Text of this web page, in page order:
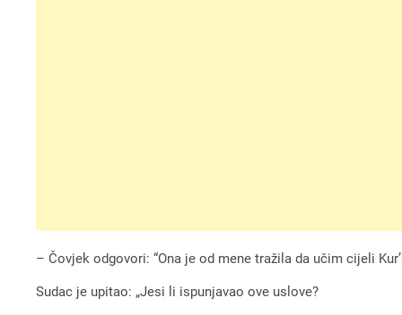
– Čovjek odgovori: “Ona je od mene tražila da učim cijeli
Sudac je upitao: „Jesi li ispunjavao ove uslove?